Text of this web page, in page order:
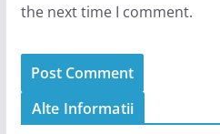
the next time I comment.
Alte Informatii